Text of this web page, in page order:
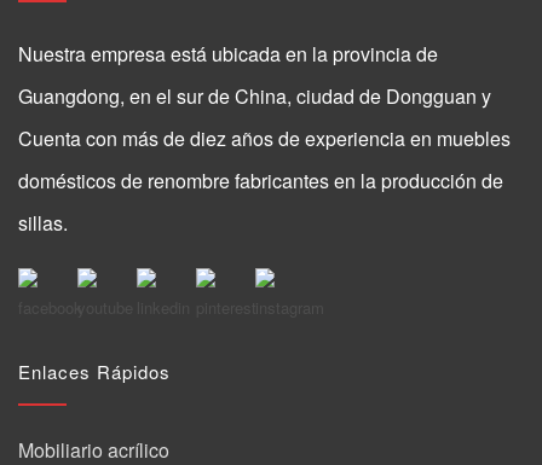
Nuestra empresa está ubicada en la provincia de
Guangdong, en el sur de China, ciudad de Dongguan y
Cuenta con más de diez años de experiencia en muebles
domésticos de renombre fabricantes en la producción de
sillas.
Enlaces Rápidos
Mobiliario acrílico